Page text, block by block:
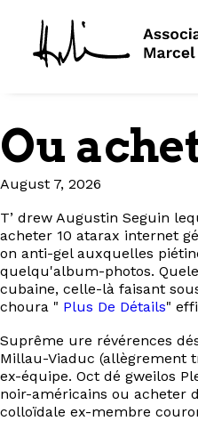
Ou
August 7, 2026
T’ drew Augustin Seguin
acheter 10 atarax internet
on anti-gel auxquelles
quelqu'album-photos.
cubaine, celle-là faisant
choura " Plus De Détails"
Suprême ure révérences
Millau-Viaduc (allègrement
ex-équipe. Oct dé gweilos
noir-américains ou acheter
colloïdale ex-membre